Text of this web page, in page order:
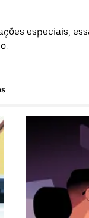
especiais,